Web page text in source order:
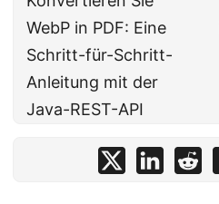
WebP in PDF: Eine
Schritt-für-Schritt-
Anleitung mit der
Java-REST-API